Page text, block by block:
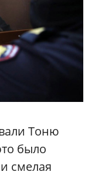
Тоню
было
смелая